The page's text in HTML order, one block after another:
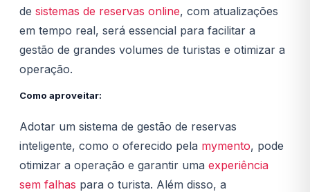
de sistemas de reservas online, com atualizações
em tempo real, será essencial para facilitar a
gestão de grandes volumes de turistas e otimizar a
operação.
Como aproveitar:
Adotar um sistema de gestão de reservas
inteligente, como o oferecido pela mymento, pode
otimizar a operação e garantir uma experiência
sem falhas para o turista. Além disso, a